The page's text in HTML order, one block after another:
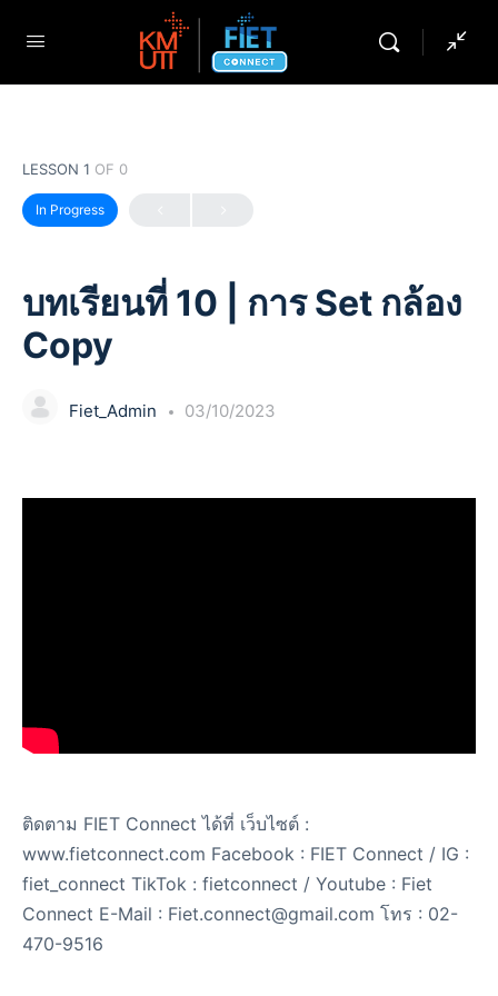
LESSON 1 OF 0
In Progress
บทเรียนที่ 10 | การ Set กล้อง
Copy
Fiet_Admin 03/10/2023
ติดตาม FIET Connect ได้ที่ เว็บไซต์ :
www.fietconnect.com Facebook : FIET Connect / IG :
fiet_connect TikTok : fietconnect / Youtube : Fiet
Connect E-Mail : Fiet.connect@gmail.com โทร : 02-
470-9516